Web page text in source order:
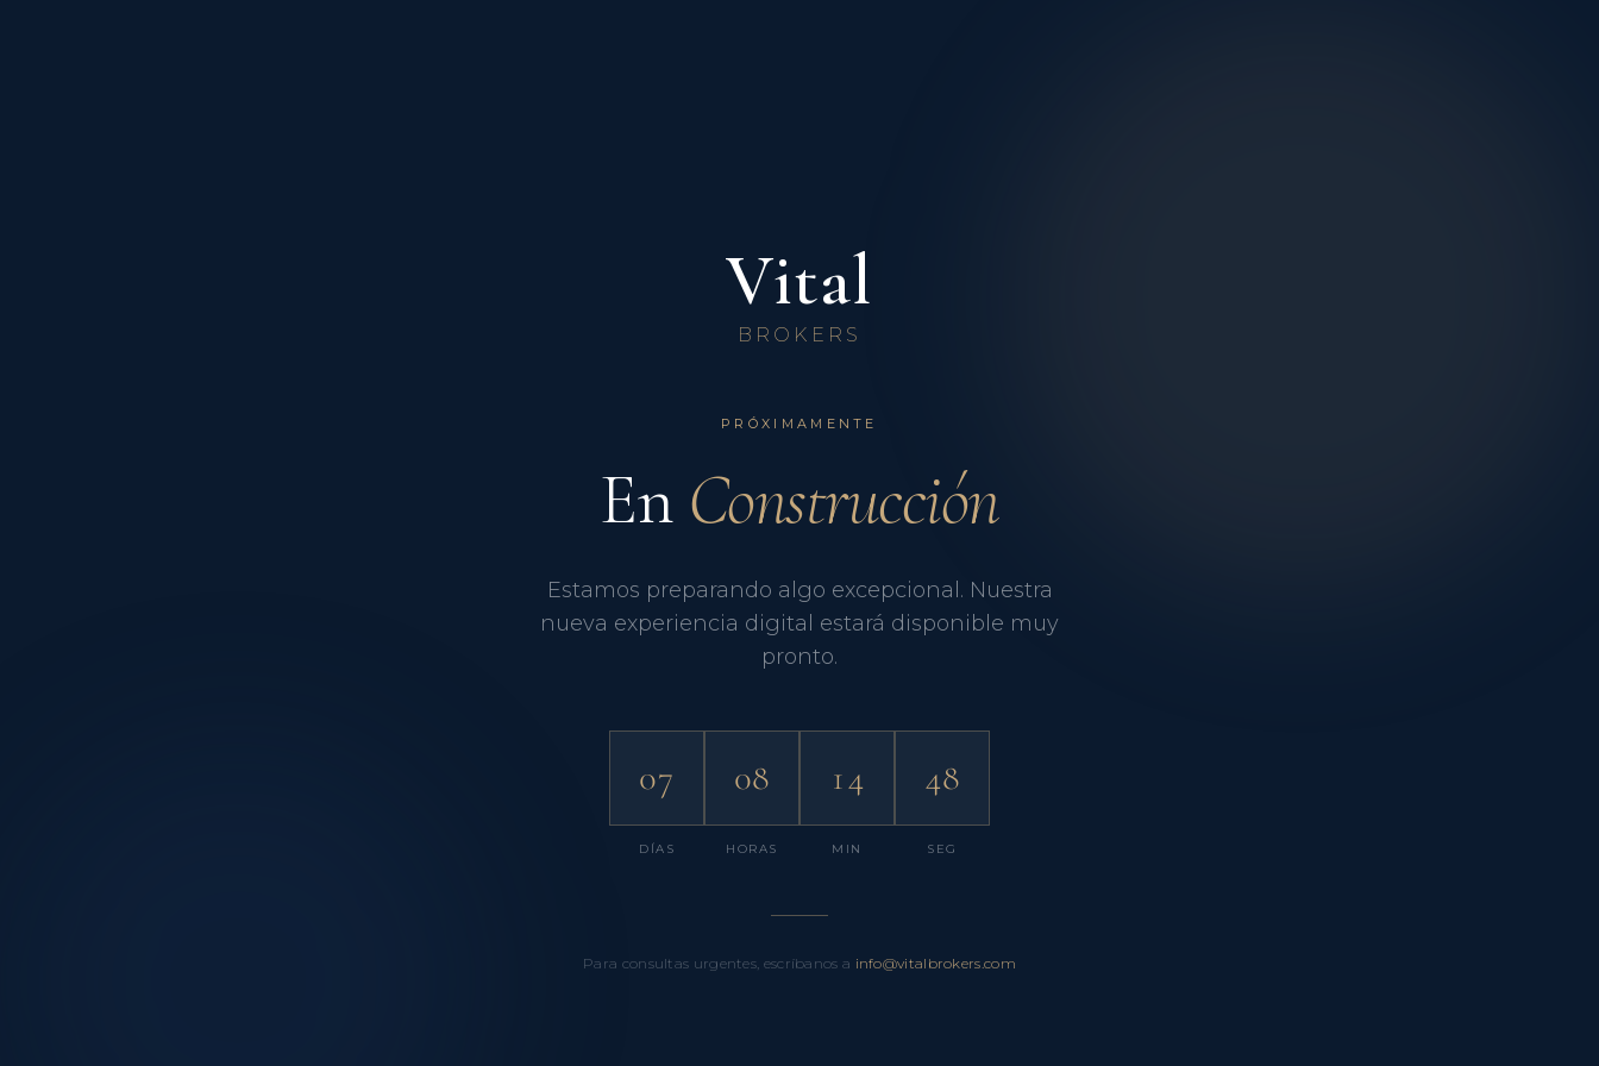
Vital
BROKERS
PRÓXIMAMENTE
En Construcción
Estamos preparando algo excepcional. Nuestra
nueva experiencia digital estará disponible muy
pronto.
07
DÍAS
08
HORAS
14
MIN
47
SEG
Para consultas urgentes, escríbanos a info@vitalbrokers.com